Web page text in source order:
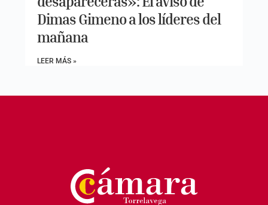
Dimas Gimeno a los líderes del
mañana
LEER MÁS »